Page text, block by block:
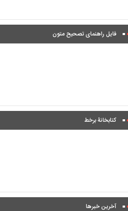
فایل راهنمای تصحیح متون
کتابخانۀ برخط
آخرین خبرها